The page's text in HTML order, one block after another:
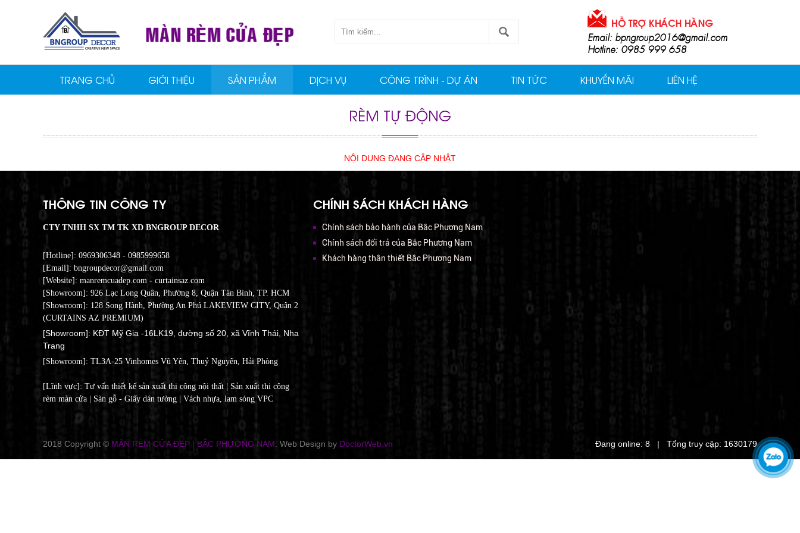
Email: bpngroup2016@gmail.com
Hotline: 0985 999 658
TRANG CHỦ GIỚI THIỆU SẢN PHẨM DỊCH VỤ CÔNG TRÌNH - DỰ ÁN TIN TỨC KHUYẾN MÃI LIÊN HỆ
RÈM TỰ ĐỘNG
NỘI DUNG ĐANG CẬP NHẬT
THÔNG TIN CÔNG TY
CTY TNHH SX TM TK XD BNGROUP DECOR
[Hotline]: 0969306348 - 0985999658
[Email]: bngroupdecor@gmail.com
[Website]: manremcuadep.com - curtainsaz.com
[Showroom]: 926 Lạc Long Quân, Phường 8, Quận Tân Bình, TP. HCM
[Showroom]: 128 Song Hành, Phường An Phú LAKEVIEW CITY, Quận 2
(CURTAINS AZ PREMIUM)
[Showroom]: KĐT Mỹ Gia -16LK19, đường số 20, xã Vĩnh Thái, Nha
Trang
[Showroom]: TL3A-25 Vinhomes Vũ Yên, Thuỷ Nguyên, Hải Phòng
[Lĩnh vực]: Tư vấn thiết kế sản xuất thi công nội thất | Sản xuất thi công
rèm màn cửa | Sàn gỗ - Giấy dán tường | Vách nhựa, lam sóng VPC
CHÍNH SÁCH KHÁCH HÀNG
Chính sách bảo hành của Bắc Phương Nam
Chính sách đổi trả của Bắc Phương Nam
Khách hàng thân thiết Bắc Phương Nam
2018 Copyright © MÀN RÈM CỬA ĐẸP | BẮC PHƯƠNG NAM . Web Design by DoctorWeb.vn Đang online: 8 | Tổng truy cập: 1630179